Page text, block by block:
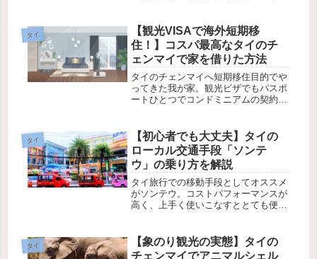
おすすめのカフェ、コーヒーショップ
を独断と偏見で紹介します。
タイ
【観光VISAで海外短期移
住！】コスパ最高なタイのチ
ェンマイで家を借りた方法
タイのチェンマイへ短期移住目的でや
ってきた我が家。観光ビザでもパスポ
ートひとつでコンドミニアムの契約が
方法をお話しします。
タイ
【初心者でも大丈夫】タイの
ローカル交通手段「ソンテ
ウ」の乗り方を解説
タイ旅行での移動手段としてオススメ
がソンテウ。コストパフォーマンスが
高く、上手く使いこなすととても便利
などを解説していきます。
タイ
【象のり観光の実態】タイの
チェンマイでアニマルシェル